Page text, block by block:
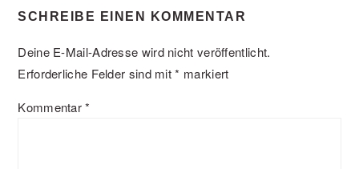
SCHREIBE EINEN KOMMENTAR
Deine E-Mail-Adresse wird nicht veröffentlicht.
Erforderliche Felder sind mit* markiert
Kommentar*